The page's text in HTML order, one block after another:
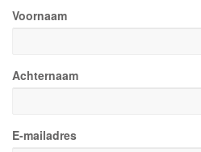
Voornaam
Achternaam
E-mailadres